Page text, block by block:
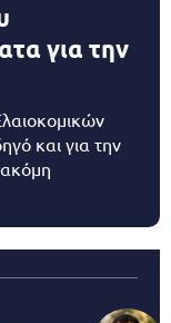
για την
και για την